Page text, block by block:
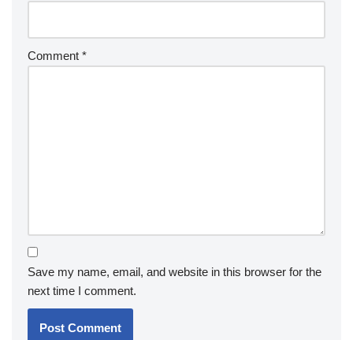
Comment *
Save my name, email, and website in this browser for the
next time I comment.